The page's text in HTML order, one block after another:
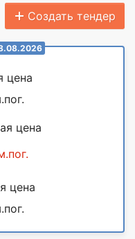
Создать тендер
цена
цена
цена